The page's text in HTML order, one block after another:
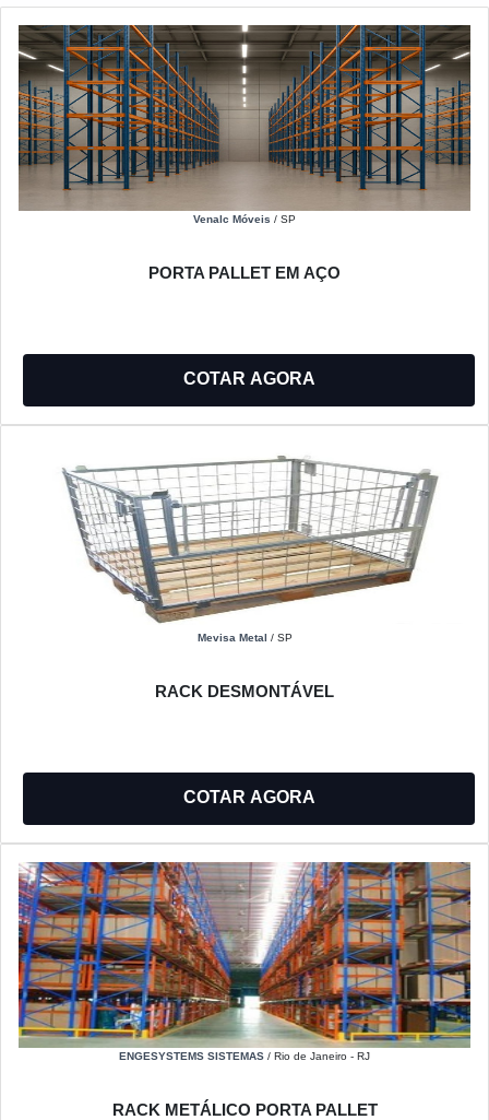
Venalc Móveis / SP
PORTA PALLET EM AÇO
COTAR AGORA
Mevisa Metal / SP
RACK DESMONTÁVEL
COTAR AGORA
ENGESYSTEMS SISTEMAS / Rio de Janeiro - RJ
RACK METÁLICO PORTA PALLET